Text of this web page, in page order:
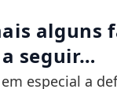
alguns
seguir…
especial a